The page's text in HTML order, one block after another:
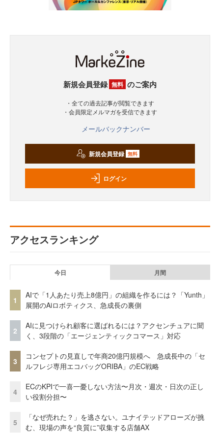
新規会員登録 無料 のご案内
・全ての過去記事が閲覧できます
・会員限定メルマガを受信できます
メールバックナンバー
新規会員登録 無料
ログイン
アクセスランキング
今日 月間
1
AIで「1人あたり売上8億円」の組織を作るには？「Yunth」
展開のAiロボティクス、急成長の裏側
2
AIに見つけられ顧客に選ばれるには？アクセンチュアに聞
く、3段階の「エージェンティックコマース」対応
3
コンセプトの見直しで年商20億円規模へ 急成長中の「セ
ルフレジ専用エコバッグORIBA」のEC戦略
4
ECのKPIで一喜一憂しない方法〜月次・週次・日次の正し
い役割分担〜
5
「なぜ売れた？」を逃さない。ユナイテッドアローズが挑
む、現場の声を“良質に”収集する店舗AX